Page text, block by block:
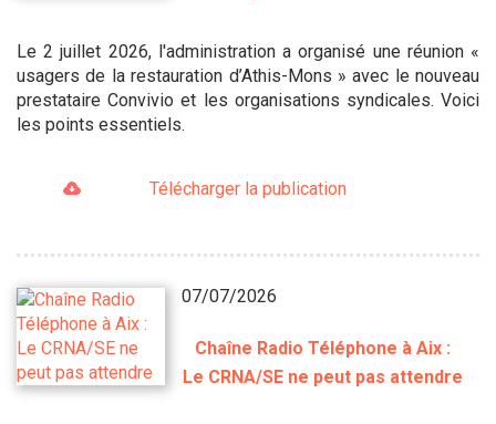
Le 2 juillet 2026, l'administration a organisé une réunion «
usagers de la restauration d’Athis-Mons » avec le nouveau
prestataire Convivio et les organisations syndicales. Voici
les points essentiels.
Télécharger la publication
07/07/2026
Chaîne Radio Téléphone à Aix :
Le CRNA/SE ne peut pas attendre